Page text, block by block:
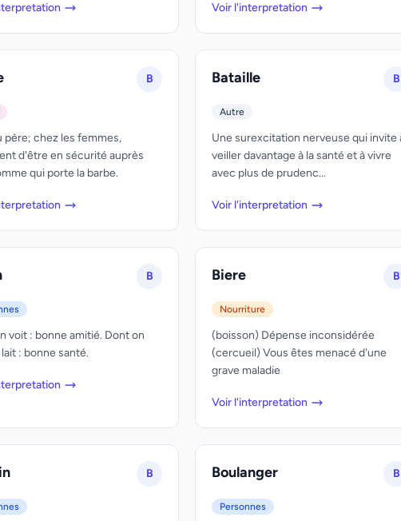
Voir l'interpretation
B
père; chez les femmes,
d'être en sécurité auprès
qui porte la barbe.
Bataille B
Autre
Une surexcitation nerveuse qui invite
veiller davantage à la santé et à vivre
avec plus de prudenc...
Voir l'interpretation
B
voit : bonne amitié. Dont on
: bonne santé.
Biere B
Nourriture
(boisson) Dépense inconsidérée
(cercueil) Vous êtes menacé d'une
grave maladie
Voir l'interpretation
B Boulanger B
Personnes